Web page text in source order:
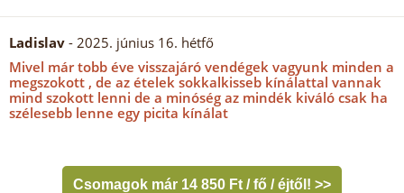
Ladislav - 2025. június 16. hétfő
Mivel már tobb éve visszajáró vendégek vagyunk minden a
megszokott , de az ételek sokkalkisseb kínálattal vannak
mind szokott lenni de a minóség az mindék kiváló csak ha
szélesebb lenne egy picita kínálat
Csomagok már 14 850 Ft / fő / éjtől! >>